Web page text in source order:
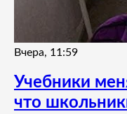
Вчера, 11:59
Учебники
что